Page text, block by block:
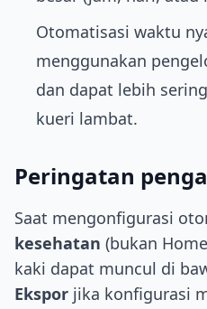
Otomatisasi waktu
menggunakan
dan dapat lebih
kueri lambat.
Peringatan
Saat mengonfigurasi
kesehatan (bukan
kaki dapat muncul di
Ekspor jika konfigurasi